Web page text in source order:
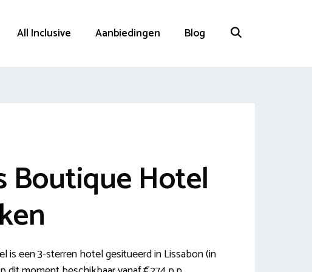
All Inclusive Aanbiedingen Blog
Boutique Hotel
is een 3-sterren hotel gesitueerd in Lissabon (in